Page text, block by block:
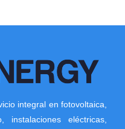
integral en fotovoltaica,
instalaciones eléctricas,